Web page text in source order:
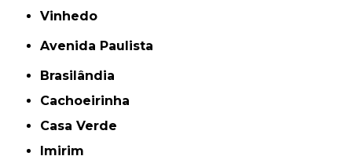
Vinhedo
Avenida Paulista
Brasilândia
Cachoeirinha
Casa Verde
Imirim